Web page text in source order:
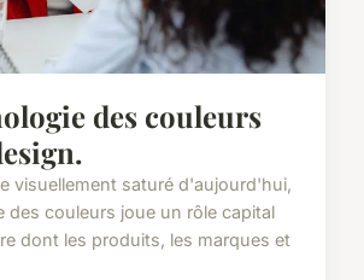
des couleurs
visuellement saturé d'aujourd'hui,
des couleurs joue un rôle capital
dont les produits, les marques et